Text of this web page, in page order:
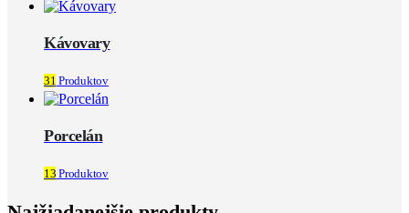
Kávovary
31 Produktov
Porcelán
13 Produktov